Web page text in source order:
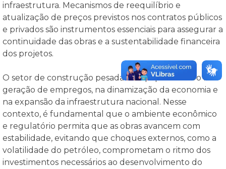
infraestrutura. Mecanismos de reequilíbrio e
atualização de preços previstos nos contratos públicos
e privados são instrumentos essenciais para assegurar a
continuidade das obras e a sustentabilidade financeira
dos projetos.
O setor de construção pesada tem papel decisivo na
geração de empregos, na dinamização da economia e
na expansão da infraestrutura nacional. Nesse
contexto, é fundamental que o ambiente econômico
e regulatório permita que as obras avancem com
estabilidade, evitando que choques externos, como a
volatilidade do petróleo, comprometam o ritmo dos
investimentos necessários ao desenvolvimento do